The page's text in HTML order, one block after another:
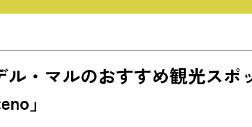
・マルのおすすめ観光スポ
」